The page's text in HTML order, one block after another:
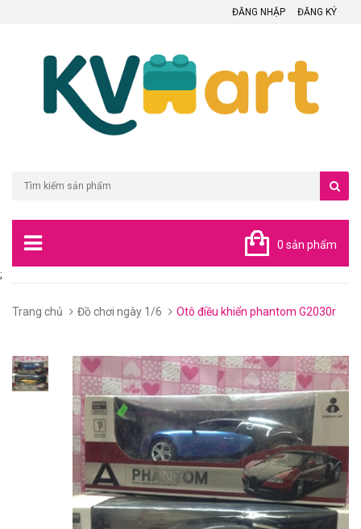
ĐĂNG NHẬP ĐĂNG KÝ
0 sản phẩm
;
Trang chủ Đồ chơi ngày 1/6 Otô điều khiển phantom G2030r